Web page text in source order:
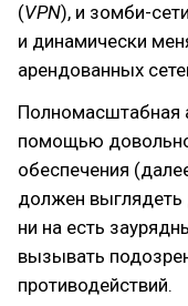
(VPN), и зомби-
и динамически
арендованных
Полномасштабная
помощью
обеспечения
должен выглядеть
ни на есть
вызывать
противодействий.